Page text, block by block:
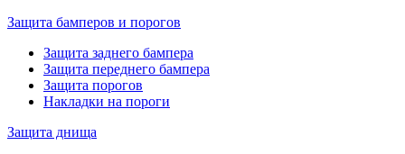
Защита бамперов и порогов
Защита заднего бампера
Защита переднего бампера
Защита порогов
Накладки на пороги
Защита днища